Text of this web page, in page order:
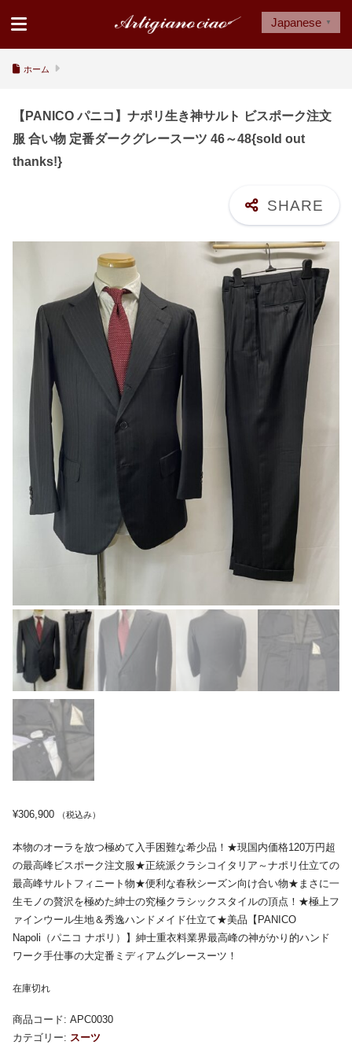
ホーム
【PANICO パニコ】ナポリ生き神サルト ビスポーク注文
服 合い物 定番ダークグレースーツ 46～48{sold out
thanks!}
¥306,900 （税込み）
本物のオーラを放つ極めて入手困難な希少品！★現国内価格120万円超
の最高峰ビスポーク注文服★正統派クラシコイタリア～ナポリ仕立ての
最高峰サルトフィニート物★便利な春秋シーズン向け合い物★まさに一
生モノの贅沢を極めた紳士の究極クラシックスタイルの頂点！★極上フ
ァインウール生地＆秀逸ハンドメイド仕立て★美品【PANICO
Napoli（パニコ ナポリ）】紳士重衣料業界最高峰の神がかり的ハンド
ワーク手仕事の大定番ミディアムグレースーツ！
在庫切れ
商品コード: APC0030
カテゴリー: スーツ
Japanese ▼